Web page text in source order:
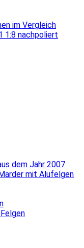
im Vergleich
1:8 nachpoliert
dem Jahr 2007
mit Alufelgen